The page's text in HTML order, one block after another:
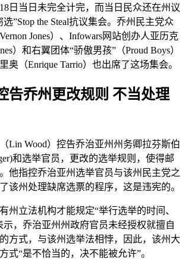
日当日未完全计完，而当日民众还在州议
”Stop the Steal抗议集会。乔州民主党众
Jones）、Infowars网站创办人亚历克
）和右翼团体“骄傲男孩”（Proud Boys）
奥（Enrique Tarrio）也出席了这场集会。
告乔州更改规则 不当处理
Lin Wood）控告乔治亚州州务卿拉芬斯伯
和选举官员，更改的选举规则，使得邮
他指控乔治亚州选举官员与该州民主党之
该州处理缺席选票的程序，这是违宪的。
州立法机构才能规定“举行选举的时间、
示，乔治亚州州政府官员未经授权就擅自
方式，与该州选举法相悖，因此，该州大
式“是不恰当的，决不能被允许”。